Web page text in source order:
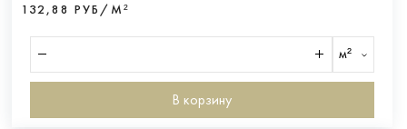
132,88 РУБ/М²
м²
В корзину